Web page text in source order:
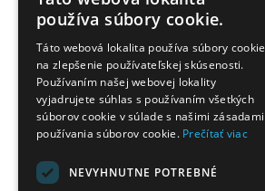
používa súbory cookie.
Táto webová lokalita používa súbory cookie
na zlepšenie používateľskej skúsenosti.
Používaním našej webovej lokality
vyjadrujete súhlas s používaním všetkých
súborov cookie v súlade s našimi zásadami
používania súborov cookie. Prečítať viac
NEVYHNUTNE POTREBNÉ